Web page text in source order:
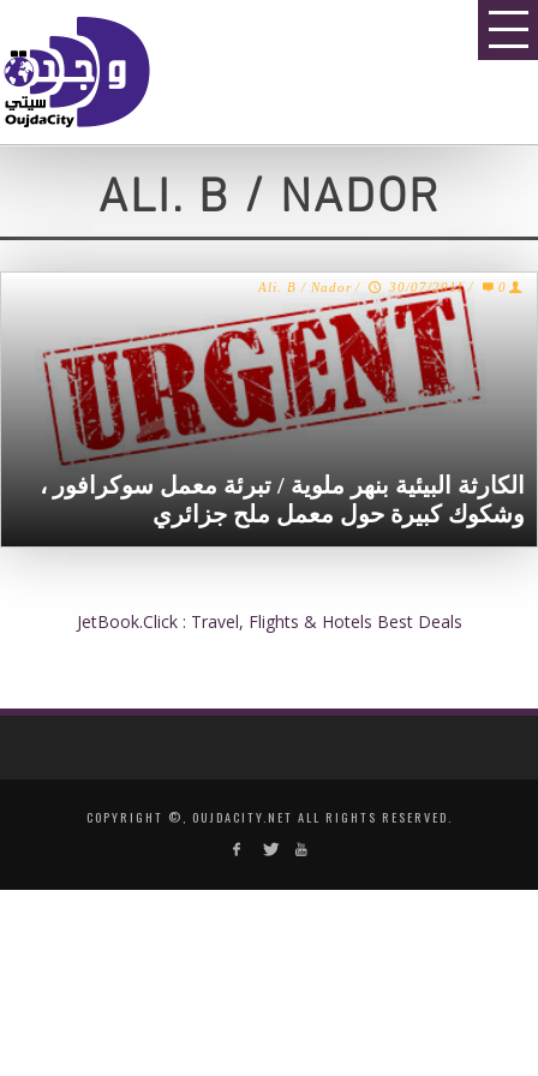
ALI. B / NADOR
الكارثة البيئية بنهر ملوية / تبرئة معمل سوكرافور ،
وشكوك كبيرة حول معمل ملح جزائري
Ali. B / Nador / 30/07/2011 / 0
JetBook.Click : Travel, Flights & Hotels Best Deals
COPYRIGHT ©, OUJDACITY.NET ALL RIGHTS RESERVED.